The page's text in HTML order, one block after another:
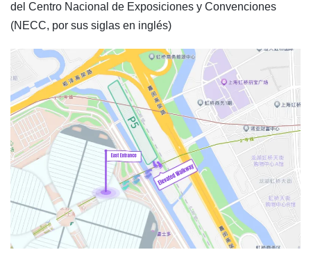
del Centro Nacional de Exposiciones y Convenciones
(NECC, por sus siglas en inglés)